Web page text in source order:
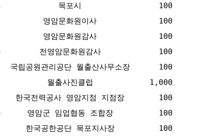
목포시
100
영암문화원이사
100
영암문화원감사
100
전영암문화원감사
100
국립공원관리공단 월출산사무소장
100
월출사진클럽
1,000
한국전력공사 영암지점 지점장
100
영암군 임업협동 조합장
100
한국공한공단 목포지사장
100